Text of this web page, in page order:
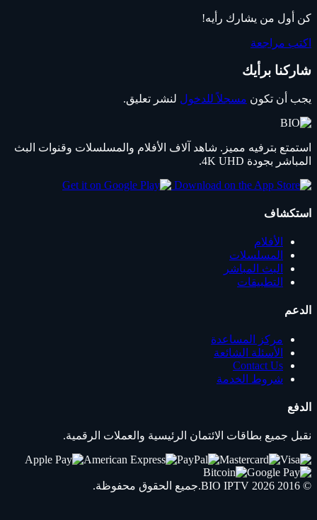
كن أول من يشارك رأيه!
اكتب مراجعة
شاركنا برأيك
يجب أن تكون مسجلاً للدخول لنشر تعليق.
استمتع بترفيه مميز. شاهد آلاف الأفلام والمسلسلات وقنوات البث
المباشر بجودة 4K UHD.
استكشاف
الأفلام
المسلسلات
البث المباشر
التطبيقات
الدعم
مركز المساعدة
الأسئلة الشائعة
Contact Us
شروط الخدمة
الدفع
نقبل جميع بطاقات الائتمان الرئيسية والعملات الرقمية.
© 2016 2026
BIO IPTV .جميع الحقوق محفوظة.